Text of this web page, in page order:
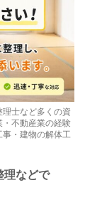
士など多くの資
不動産業の経験
・建物の解体工
理などで